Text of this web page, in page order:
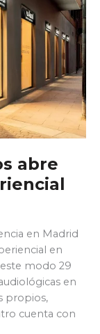
abre
en Madrid
en
modo 29
en
propios,
cuenta con